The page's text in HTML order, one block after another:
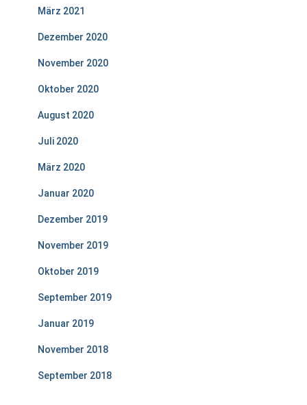
März 2021
Dezember 2020
November 2020
Oktober 2020
August 2020
Juli 2020
März 2020
Januar 2020
Dezember 2019
November 2019
Oktober 2019
September 2019
Januar 2019
November 2018
September 2018